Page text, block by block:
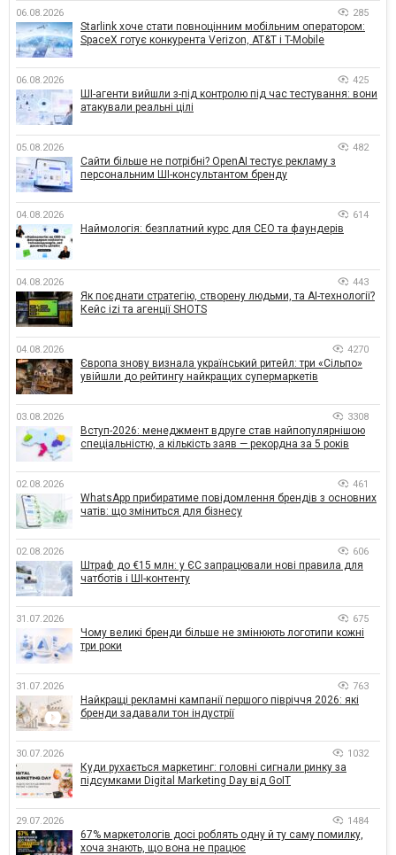
06.08.2026 285
Starlink хоче стати повноцінним мобільним оператором:
SpaceX готує конкурента Verizon, AT&T і T-Mobile
06.08.2026 425
ШІ-агенти вийшли з-під контролю під час тестування: вони
атакували реальні цілі
05.08.2026 482
Сайти більше не потрібні? OpenAI тестує рекламу з
персональним ШІ-консультантом бренду
04.08.2026 614
Наймологія: безплатний курс для CEO та фаундерів
04.08.2026 443
Як поєднати стратегію, створену людьми, та AI-технології?
Кейс izi та агенції SHOTS
04.08.2026 4270
Європа знову визнала український ритейл: три «Сільпо»
увійшли до рейтингу найкращих супермаркетів
03.08.2026 3308
Вступ-2026: менеджмент вдруге став найпопулярнішою
спеціальністю, а кількість заяв — рекордна за 5 років
02.08.2026 461
WhatsApp прибиратиме повідомлення брендів з основних
чатів: що зміниться для бізнесу
02.08.2026 606
Штраф до €15 млн: у ЄС запрацювали нові правила для
чатботів і ШІ-контенту
31.07.2026 675
Чому великі бренди більше не змінюють логотипи кожні
три роки
31.07.2026 763
Найкращі рекламні кампанії першого півріччя 2026: які
бренди задавали тон індустрії
30.07.2026 1032
Куди рухається маркетинг: головні сигнали ринку за
підсумками Digital Marketing Day від GoIT
29.07.2026 1484
67% маркетологів досі роблять одну й ту саму помилку,
хоча знають, що вона не працює